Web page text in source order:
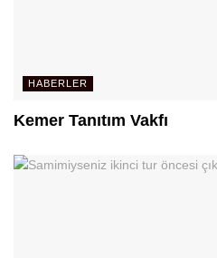
HABERLER
Kemer Tanıtım Vakfı